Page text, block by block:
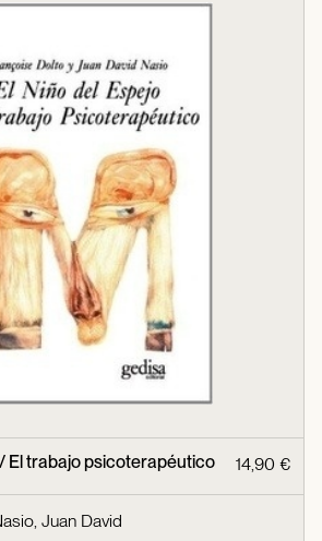
El trabajo psicoterapéutico 14,90 €
Juan David